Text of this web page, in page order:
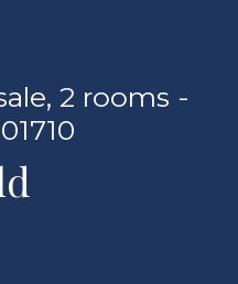
2 rooms -